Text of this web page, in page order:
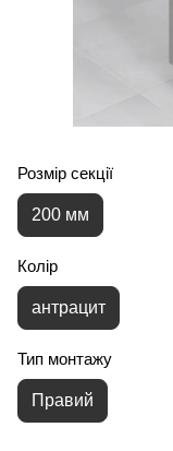
Розмір секції
200 мм
Колір
антрацит
Тип монтажу
Правий